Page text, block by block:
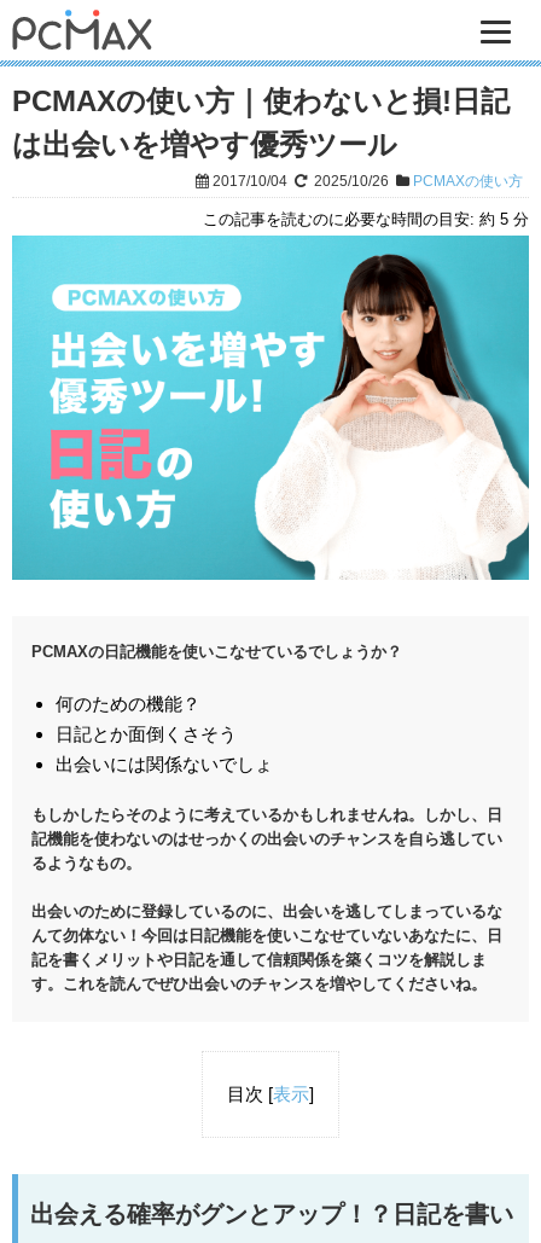
PCMAXの使い方｜使わないと損!日記
は出会いを増やす優秀ツール
2017/10/04 2025/10/26 PCMAXの使い方
この記事を読むのに必要な時間の目安: 約 5 分
PCMAXの日記機能を使いこなせているでしょうか？
何のための機能？
日記とか面倒くさそう
出会いには関係ないでしょ
もしかしたらそのように考えているかもしれませんね。しかし、日
記機能を使わないのはせっかくの出会いのチャンスを自ら逃してい
るようなもの。
出会いのために登録しているのに、出会いを逃してしまっているな
んて勿体ない！今回は日記機能を使いこなせていないあなたに、日
記を書くメリットや日記を通して信頼関係を築くコツを解説しま
す。これを読んでぜひ出会いのチャンスを増やしてくださいね。
目次 [表示]
出会える確率がグンとアップ！？日記を書い